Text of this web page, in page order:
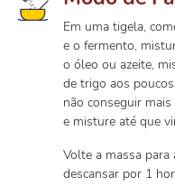
Em uma tigela,
e o fermento,
o óleo ou azeite,
de trigo aos
não conseguir
e misture até que
Volte a massa
descansar por 1